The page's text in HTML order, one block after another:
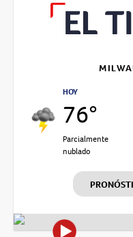
HOY
76°
Parcialmente
nublado